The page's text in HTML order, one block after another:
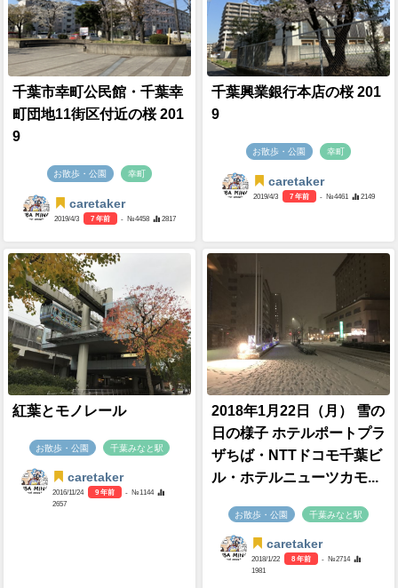
千葉市幸町公民館・千葉幸
町団地11街区付近の桜 201
9
お散歩・公園 幸町
caretaker
2019/4/3 7 年前 - №4458 2817
千葉興業銀行本店の桜 201
9
お散歩・公園 幸町
caretaker
2019/4/3 7 年前 - №4461 2149
紅葉とモノレール
お散歩・公園 千葉みなと駅
caretaker
2016/11/24 9 年前
- №1144
2657
2018年1月22日（月） 雪の
日の様子 ホテルポートプラ
ザちば・NTTドコモ千葉ビ
ル・ホテルニューツカモ...
お散歩・公園 千葉みなと駅
caretaker
2018/1/22 8 年前
- №2714
1981